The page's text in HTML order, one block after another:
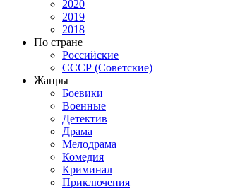
2020
2019
2018
По стране
Российские
СССР (Советские)
Жанры
Боевики
Военные
Детектив
Драма
Мелодрама
Комедия
Криминал
Приключения